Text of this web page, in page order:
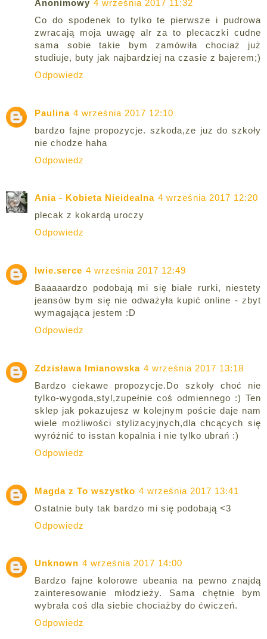
Anonimowy 4 września 2017 11:32
Co do spodenek to tylko te pierwsze i pudrowa
zwracają moja uwagę alr za to plecaczki cudne
sama sobie takie bym zamówiła chociaż już
studiuje, buty jak najbardziej na czasie z bajerem;)
Odpowiedz
Paulina 4 września 2017 12:10
bardzo fajne propozycje. szkoda,ze juz do szkoły
nie chodze haha
Odpowiedz
Ania - Kobieta Nieidealna 4 września 2017 12:20
plecak z kokardą uroczy
Odpowiedz
lwie.serce 4 września 2017 12:49
Baaaaardzo podobają mi się białe rurki, niestety
jeansów bym się nie odważyła kupić online - zbyt
wymagająca jestem :D
Odpowiedz
Zdzisława Imianowska 4 września 2017 13:18
Bardzo ciekawe propozycje.Do szkoły choć nie
tylko-wygoda,styl,zupełnie coś odmiennego :) Ten
sklep jak pokazujesz w kolejnym poście daje nam
wiele możliwości stylizacyjnych,dla chcących się
wyróżnić to isstan kopalnia i nie tylko ubrań :)
Odpowiedz
Magda z To wszystko 4 września 2017 13:41
Ostatnie buty tak bardzo mi się podobają <3
Odpowiedz
Unknown 4 września 2017 14:00
Bardzo fajne kolorowe ubeania na pewno znajdą
zainteresowanie młodzieży. Sama chętnie bym
wybrała coś dla siebie chociażby do ćwiczeń.
Odpowiedz